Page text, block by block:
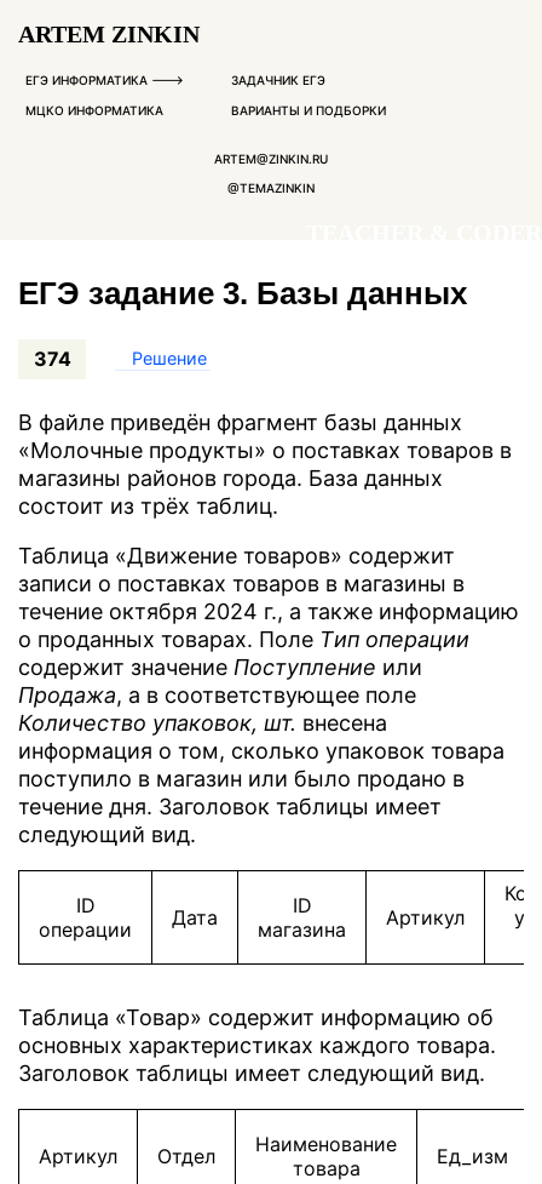
ARTEM ZINKIN
ЕГЭ ИНФОРМАТИКА --->
МЦКО ИНФОРМАТИКА
ЗАДАЧНИК ЕГЭ
ВАРИАНТЫ И ПОДБОРКИ
ARTEM@ZINKIN.RU
@TEMAZINKIN
ЕГЭ задание 3. Базы данных
374
В файле приведён фрагмент базы данных
«Молочные продукты» о поставках товаров в
магазины районов города. База данных
состоит из трёх таблиц.
Таблица «Движение товаров» содержит
записи о поставках товаров в магазины в
течение октября 2024 г., а также информацию
о проданных товарах. Поле Tип операции
содержит значение Поступление или
Продажа, а в соответствующее поле
Количество упаковок, шт. внесена
информация о том, сколько упаковок товара
поступило в магазин или было продано в
течение дня. Заголовок таблицы имеет
следующий вид.
ID
операции
Дата
ID
магазина
Артикул
Таблица «Товар» содержит информацию об
основных характеристиках каждого товара.
Заголовок таблицы имеет следующий вид.
Артикул Отдел
Наименование
товара
Ед_изм
Решение